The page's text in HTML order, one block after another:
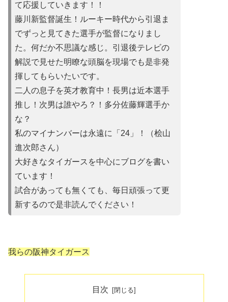
て応援していきます！！
藤川新監督誕生！ルーキー時代から引退ま
でずっと見てきた選手が監督になりまし
た。何だか不思議な感じ。引退後テレビの
解説で見せた明瞭な頭脳を現場でも是非発
揮してもらいたいです。
二人の息子を英才教育中！長男は近本選手
推し！次男は誰やろ？！多分佐藤輝選手か
な？
私のマイナンバーは永遠に「24」！（桧山
進次郎さん）
大好きなタイガースを中心にブログを書い
ています！
試合があって も無くても、毎日頑張って更
新するので是非読んでください！
我らの阪神タイガース
目次